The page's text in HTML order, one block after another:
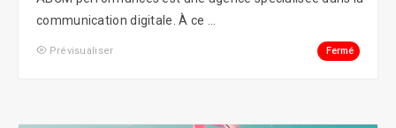
communication digitale. À ce ...
Prévisualiser Fermé